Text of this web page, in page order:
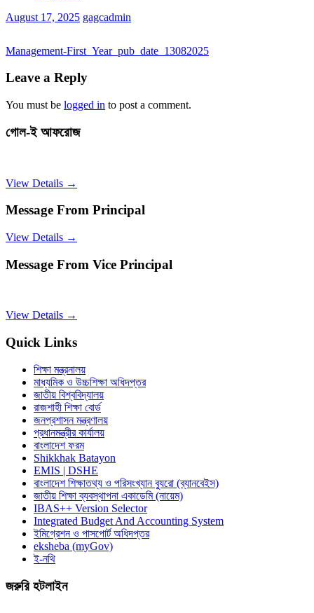
August 17, 2025 gagcadmin
Management-First_Year_pub_date_13082025
Leave a Reply
You must be logged in to post a comment.
গোল-ই আফরোজ
View Details →
Message From Principal
View Details →
Message From Vice Principal
View Details →
Quick Links
শিক্ষা মন্ত্রনালয়
মাধ্যমিক ও উচ্চশিক্ষা অধিদপ্তর
জাতীয় বিশ্ববিদ্যালয়
রাজশাহী শিক্ষা বোর্ড
জনপ্রশাসন মন্ত্রণালয়
প্রধানমন্ত্রীর কার্যালয়
বাংলাদেশ ফরম
Shikkhak Batayon
EMIS | DSHE
বাংলাদেশ শিক্ষাতথ্য ও পরিসংখ্যান ব্যুরো (ব্যানবেইস)
জাতীয় শিক্ষা ব্যবস্থাপনা একাডেমি (নায়েম)
IBAS++ Version Selector
Integrated Budget And Accounting System
ইমিগ্রেশন ও পাসপোর্ট অধিদপ্তর
eksheba (myGov)
ই-নথি
জরুরি হটলাইন